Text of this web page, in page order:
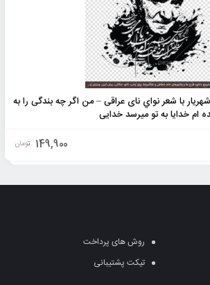
با شعر نواي نای عراقی – من اگر چه بندگی را به
ام خدایا به تو میرسد خدایی
149,900 تومان
روش های پرداخت
تیکت پشتیبانی